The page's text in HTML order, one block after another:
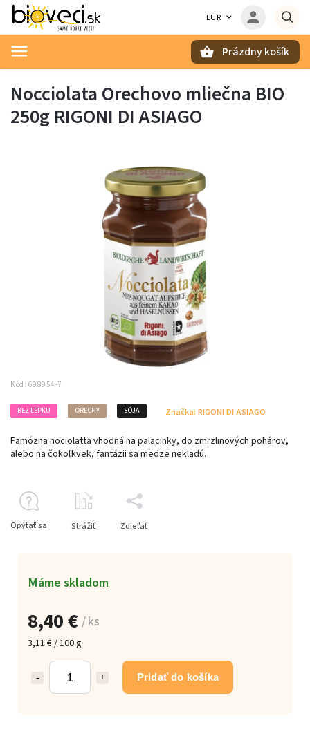
EUR
Prázdny košík
Nocciolata Orechovo mliečna BIO
250g RIGONI DI ASIAGO
Kód: 698954-7
BEZ LEPKU ORECHY SÓJA Značka: RIGONI DI ASIAGO
8,40 € / ks
3,11 € / 100 g
Pridať do košíka
Máme skladom
Famózna nociolatta vhodná na palacinky, do zmrzlinových pohárov,
alebo na čokoľkvek, fantázii sa medze nekladú.
Opýtať sa Strážiť Zdieľať